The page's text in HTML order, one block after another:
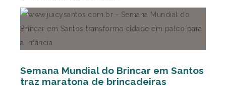
Semana Mundial do Brincar em Santos
traz maratona de brincadeiras